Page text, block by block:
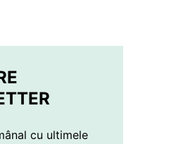
cu ultimele